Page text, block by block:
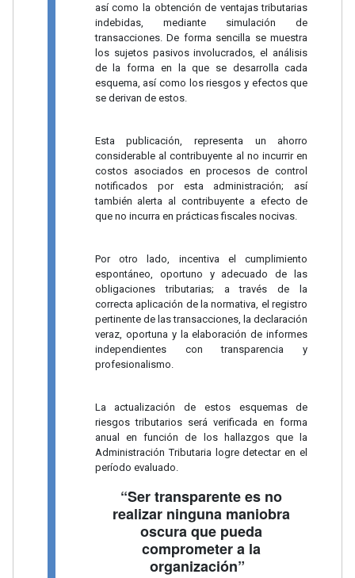
así como la obtención de ventajas tributarias
indebidas, mediante simulación de
transacciones. De forma sencilla se muestra
los sujetos pasivos involucrados, el análisis
de la forma en la que se desarrolla cada
esquema, así como los riesgos y efectos que
se derivan de estos.
Esta publicación, representa un ahorro
considerable al contribuyente al no incurrir en
costos asociados en procesos de control
notificados por esta administración; así
también alerta al contribuyente a efecto de
que no incurra en prácticas fiscales nocivas.
Por otro lado, incentiva el cumplimiento
espontáneo, oportuno y adecuado de las
obligaciones tributarias; a través de la
correcta aplicación de la normativa, el registro
pertinente de las transacciones, la declaración
veraz, oportuna y la elaboración de informes
independientes con transparencia y
profesionalismo.
La actualización de estos esquemas de
riesgos tributarios será verificada en forma
anual en función de los hallazgos que la
Administración Tributaria logre detectar en el
período evaluado.
“Ser transparente es no
realizar ninguna maniobra
oscura que pueda
comprometer a la
organización”